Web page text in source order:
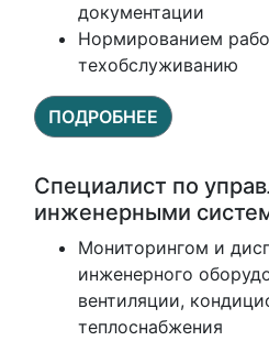
документации
Нормированием
техобслуживанию
ПОДРОБНЕЕ
Специалист по
инженерными
Мониторингом и
инженерного
вентиляции,
теплоснабжения